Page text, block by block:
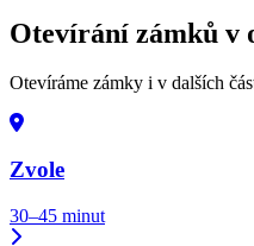
Otevírání zámků v
Otevíráme zámky i v dalších
Zvole
30–45 minut